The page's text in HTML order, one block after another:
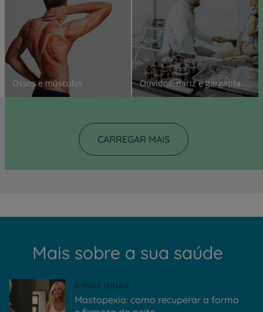
Ossos e músculos Ouvidos, nariz e garganta
CARREGAR MAIS
Mais sobre a sua saúde
8 mins leitura
Mastopexia: como recuperar a forma